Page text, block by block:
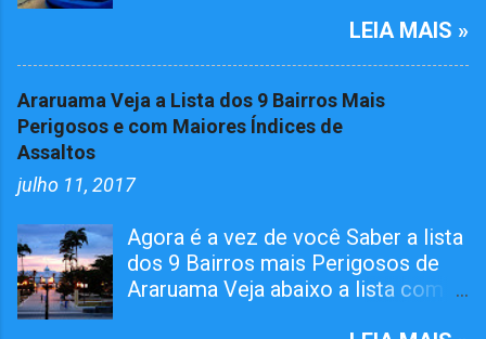
Tiroteiro essa semana, não esta na
com agentes da 124º Dp,
realizaram várias incursões. Afim
Reprimir O TRÁFICO DE DROGAS
Operações Policiais Militares em
Saquarema Veja os Dez Bairros
mais Perigosos de
LEIA MAIS »
Araruama Veja a Lista dos 9 Bairros Mais
Perigosos e com Maiores Índices de
Assaltos
julho 11, 2017
Agora é a vez de você Saber a lista
dos 9 Bairros mais Perigosos de
Araruama Veja abaixo a lista com